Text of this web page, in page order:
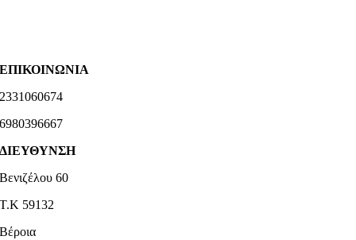
ΕΠΙΚΟΙΝΩΝΙΑ
2331060674
6980396667
ΔΙΕΥΘΥΝΣΗ
Βενιζέλου 60
Τ.Κ 59132
Βέροια